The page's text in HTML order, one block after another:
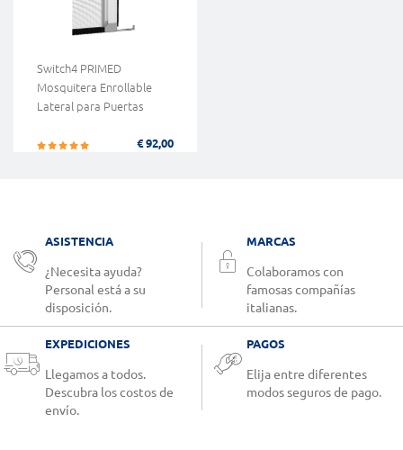
Switch4 PRIMED
Mosquitera Enrollable
Lateral para Puertas
€ 92,00
ASISTENCIA
¿Necesita ayuda?
Personal está a su
disposición.
MARCAS
Colaboramos con
famosas compañías
italianas.
EXPEDICIONES
Llegamos a todos.
Descubra los costos de
envío.
PAGOS
Elija entre diferentes
modos seguros de pago.